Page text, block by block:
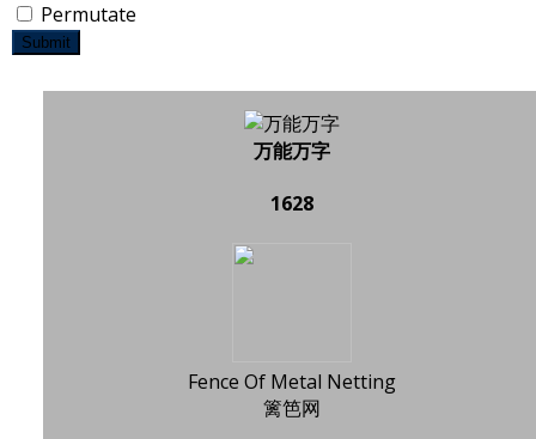
Permutate
Submit
万能万字
1628
Fence Of Metal Netting
篱笆网